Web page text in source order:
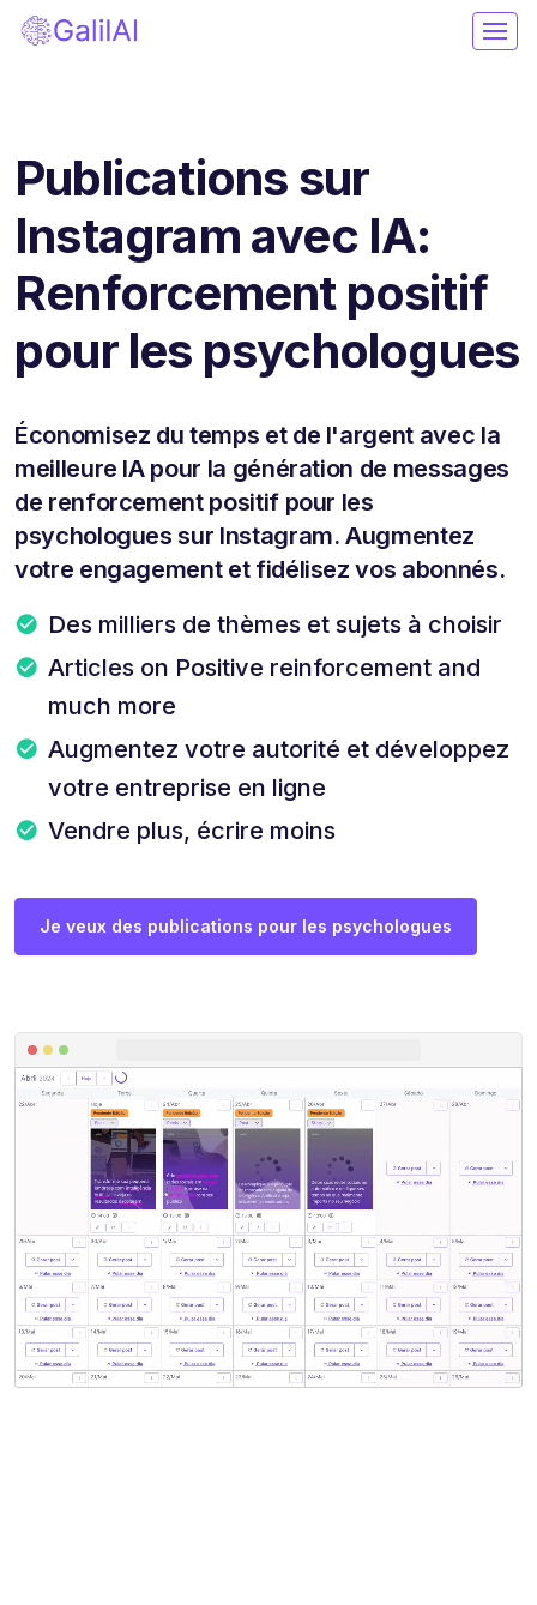
Publications sur
Instagram avec IA:
Renforcement positif
pour les psychologues
Économisez du temps et de l'argent avec la
meilleure IA pour la génération de messages
de renforcement positif pour les
psychologues sur Instagram. Augmentez
votre engagement et fidélisez vos abonnés.
Des milliers de thèmes et sujets à choisir
Articles on Positive reinforcement and
much more
Augmentez votre autorité et développez
votre entreprise en ligne
Vendre plus, écrire moins
Je veux des publications pour les psychologues